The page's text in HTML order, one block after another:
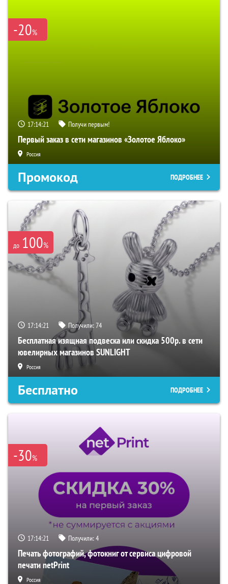
-20%
17:14:20 Получи первым!
Первый заказ в сети магазинов «Золотое Яблоко»
Россия
Промокод ПОДРОБНЕЕ
до 100%
17:14:20 Получили:74
Бесплатная изящная подвеска или скидка 500р. в сети
ювелирных магазинов SUNLIGHT
Россия
Бесплатно ПОДРОБНЕЕ
-30%
17:14:20 Получили:4
Печать фотографий, фотокниг от сервиса цифровой
печати netPrint
Россия